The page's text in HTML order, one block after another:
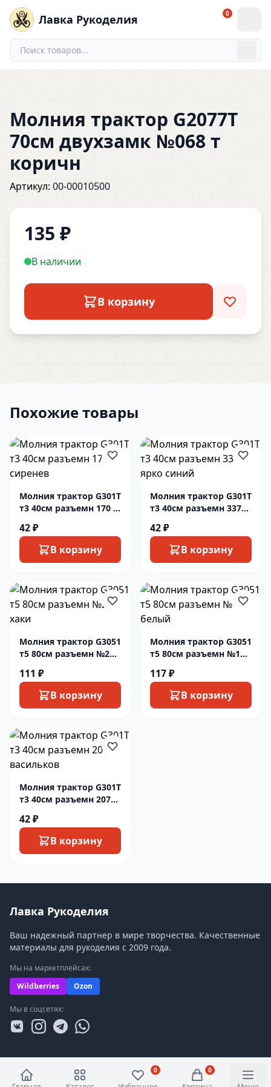
Лавка Рукоделия 0
Молния трактор G2077T
70см двухзамк №068 т
коричн
Артикул: 00-00010500
135 ₽
В наличии
В корзину
Похожие товары
Молния трактор G301T
т3 40см разъемн 170 т
42 ₽
В корзину
Молния трактор G301T
т3 40см разъемн 337
42 ₽
В корзину
Молния трактор G3051
т5 80см разъемн №260
111 ₽
В корзину
Молния трактор G3051
т5 80см разъемн №101
117 ₽
В корзину
Молния трактор G301T
т3 40см разъемн 207
42 ₽
В корзину
Лавка Рукоделия
Ваш надежный партнер в мире творчества. Качественные
материалы для рукоделия с 2009 года.
Мы на маркетплейсах:
Wildberries
Ozon
Мы в соцсетях:
0 0